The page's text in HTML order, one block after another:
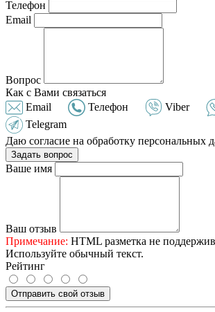
Телефон
Email
Вопрос
Как с Вами связаться
Email
Телефон Viber
Telegram
Даю согласие на обработку персональных
Задать вопрос
Ваше имя
Ваш отзыв
Примечание: HTML разметка не
Используйте обычный текст.
Рейтинг
Отправить свой отзыв